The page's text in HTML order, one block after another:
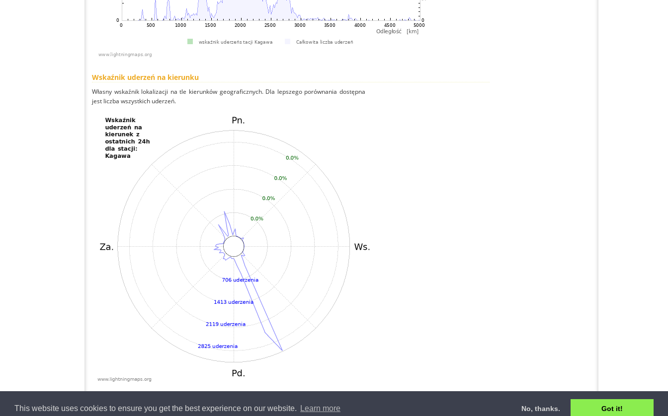
This website uses cookies to ensure you get the best experience on our website. Learn more No, thanks. Got it!
Wskaźnik uderzeń na kierunku
Własny wskaźnik lokalizacji na tle kierunków geograficznych. Dla lepszego porównania dostępna
jest liczba wszystkich uderzeń.